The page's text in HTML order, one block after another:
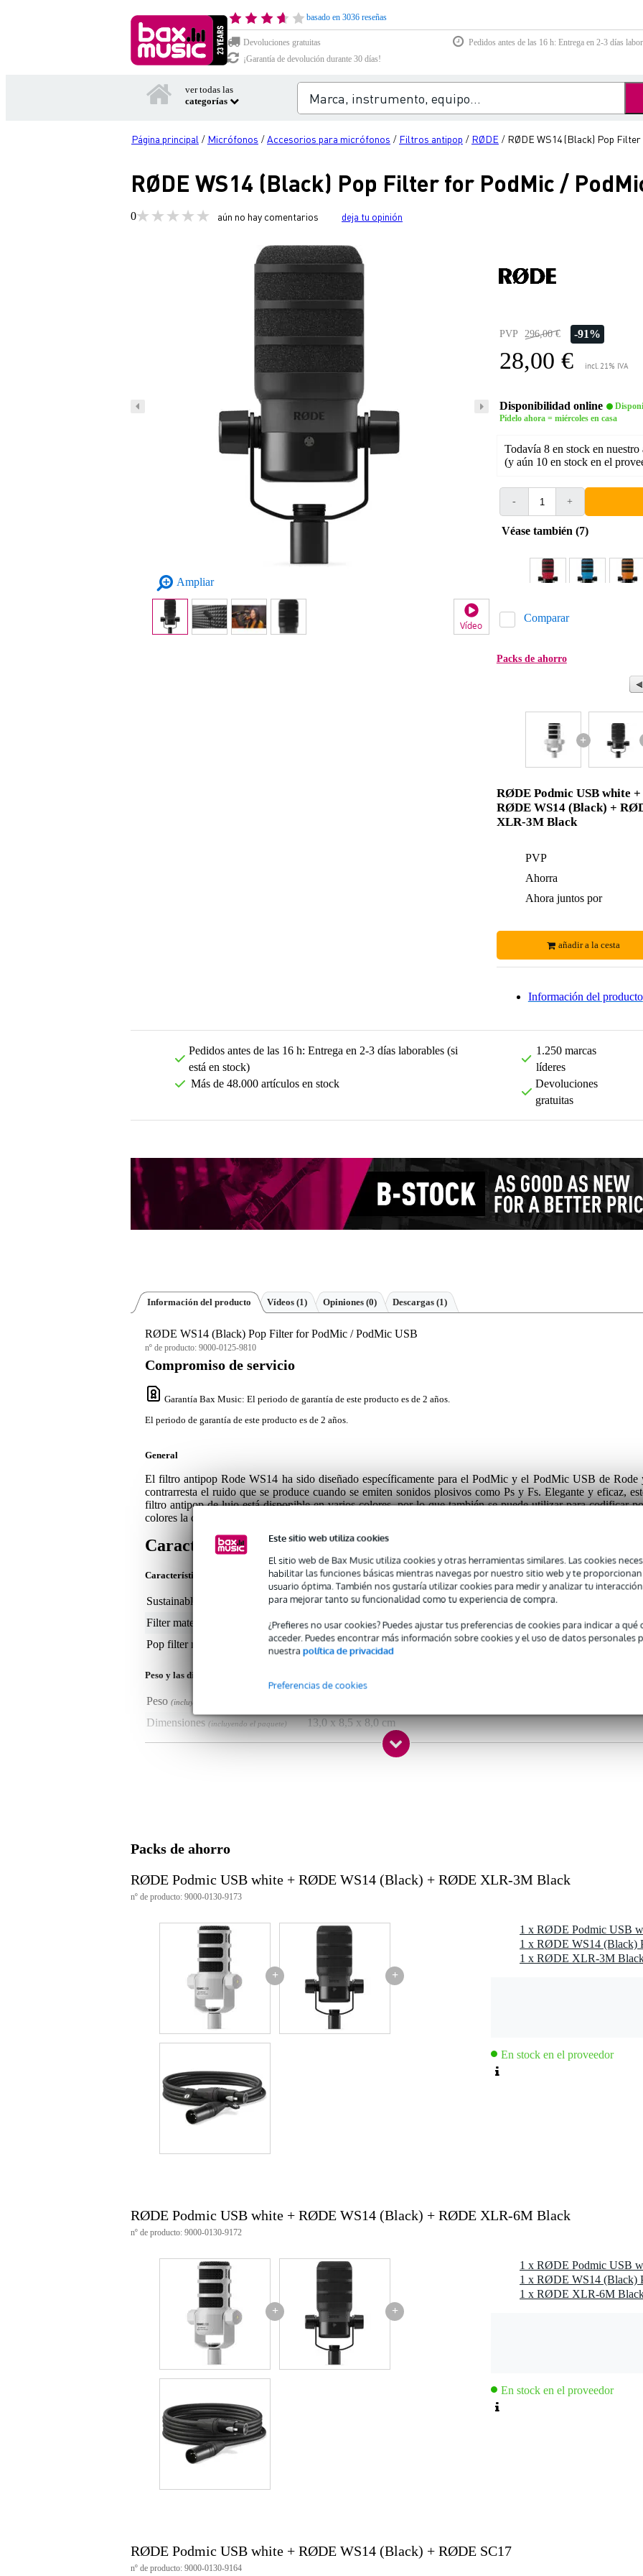
Este sitio web utiliza cookies
El sitio web de Bax Music utiliza cookies y otras herramientas similares. Las cookies
habilitar las funciones básicas mientras navegas por nuestro sitio web y te
usuario óptima. También nos gustaría utilizar cookies para medir y analizar tu
para mejorar tanto su funcionalidad como tu experiencia de compra.
¿Prefieres no usar cookies? Puedes ajustar tus preferencias de cookies para indicar a
acceder. Puedes encontrar más información sobre cookies y el uso de datos personales
nuestra política de privacidad
Preferencias de cookies
basado en 3036 reseñas
Devoluciones gratuitas
Pedidos antes de las 16 h: Entrega en 2-3 días
¡Garantía de devolución durante 30 días!
ver todas las
categorías
Página principal / Micrófonos /Accesorios para micrófonos / Filtros antipop / RØDE / RØDE WS14 (Black) Pop
RØDE WS14 (Black) Pop Filter for PodMic /
0 aún no hay comentarios deja tu opinión
Ampliar
Vídeo
PVP 296,00 € -91%
28,00 € incl. 21% IVA
Disponibilidad online
Pídelo ahora = miércoles en casa
Todavía 8 en stock en nuestro
(y aún 10 en stock en el
- +
Véase también (7)
Comparar
Packs de ahorro
+
RØDE Podmic USB white +
RØDE WS14 (Black) +
XLR-3M Black
PVP
Ahorra
Ahora juntos por
añadir a la cesta
Información del producto
Pedidos antes de las 16 h: Entrega en 2-3 días laborables (si
está en stock)
Más de 48.000 artículos en stock
1.250 marcas
líderes
Devoluciones
gratuitas
Información del producto Vídeos (1) Opiniones (0) Descargas (1)
RØDE WS14 (Black) Pop Filter for PodMic / PodMic USB
nº de producto: 9000-0125-9810
Compromiso de servicio
Garantía Bax Music: El periodo de garantía de este producto es de 2 años.
El periodo de garantía de este producto es de 2 años.
General
El filtro antipop Rode WS14 ha sido diseñado específicamente para el PodMic y el PodMic USB de Rode
contrarresta el ruido que se produce cuando se emiten sonidos plosivos como Ps y Fs. Elegante y eficaz,
filtro antipop de lujo está disponible en varios colores, por lo que también se puede utilizar para codificar
colores la configuración cuando se utilizan varios PodMic.
Características
Características del producto
Sustainable product
not specified
Filter material
not applicable
Pop filter mount
pop filter for specific microphone
Peso y las dimensiones incluyen el paquete
Peso (incluyendo el paquete)
Dimensiones (incluyendo el paquete) 13,0 x 8,5 x 8,0 cm
Packs de ahorro
RØDE Podmic USB white + RØDE WS14 (Black) + RØDE XLR-3M Black
nº de producto: 9000-0130-9173
+ +
1 x RØDE Podmic USB
1 x RØDE XLR-3M
En stock en el proveedor
RØDE Podmic USB white + RØDE WS14 (Black) + RØDE XLR-6M Black
nº de producto: 9000-0130-9172
+ +
1 x RØDE Podmic USB
1 x RØDE XLR-6M
En stock en el proveedor
RØDE Podmic USB white + RØDE WS14 (Black) + RØDE SC17
nº de producto: 9000-0130-9164